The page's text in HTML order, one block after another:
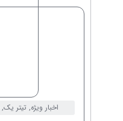
اخبار ویژه, تیتر یک,